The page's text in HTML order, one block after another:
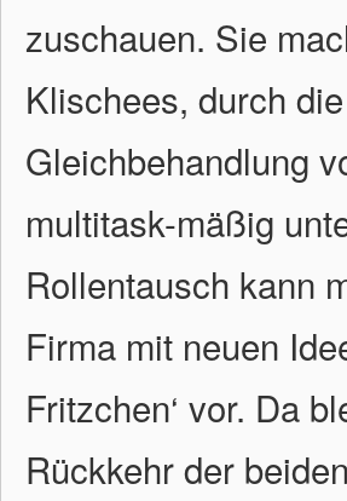
zuschauen. Sie
Klischees, durch
Gleichbehandlung
multitask-mäßig
Rollentausch kann
Firma mit neuen
Fritzchen‘ vor. Da
Rückkehr der